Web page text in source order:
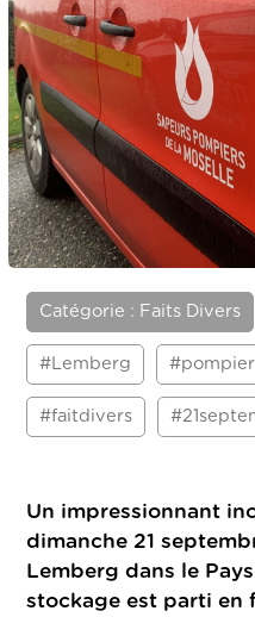
Catégorie : Faits Divers
#Lemberg #pompier
#faitdivers
Un impressionnant
dimanche 21
Lemberg dans le
stockage est parti en